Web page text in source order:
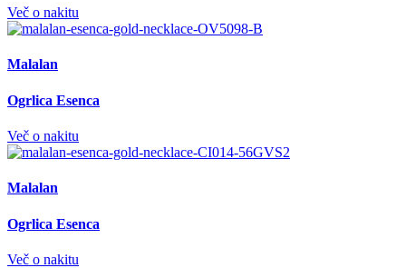
Več o nakitu
Malalan
Ogrlica Esenca
Več o nakitu
Malalan
Ogrlica Esenca
Več o nakitu